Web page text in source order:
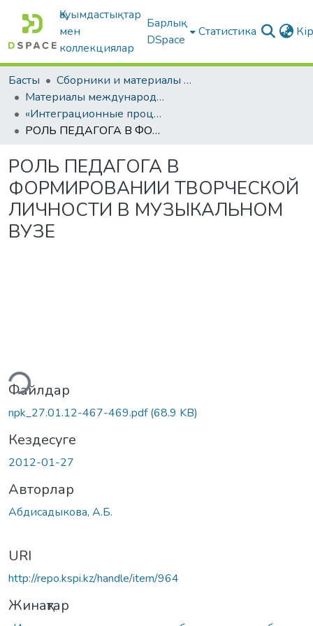
Қауымдастықтар
мен
коллекциялар
Барлық
DSpace
Статистика
Басты
Сборники и материалы конференций
Материалы международных научно-практических конференций
«Интеграционные процессы в образовании: проблемы и перспективы»
РОЛЬ ПЕДАГОГА В ФОРМИРОВАНИИ ТВОРЧЕСКОЙ ЛИЧНОСТИ В МУЗЫКАЛЬНОМ ВУЗЕ
РОЛЬ ПЕДАГОГА В
ФОРМИРОВАНИИ ТВОРЧЕСКОЙ
ЛИЧНОСТИ В МУЗЫКАЛЬНОМ
ВУЗЕ
Файлдар
npk_27.01.12-467-469.pdf(68.9 KB)
Кездесуге
2012-01-27
Авторлар
Абдисадыкова, А.Б.
URI
http://repo.kspi.kz/handle/item/964
Жинақтар